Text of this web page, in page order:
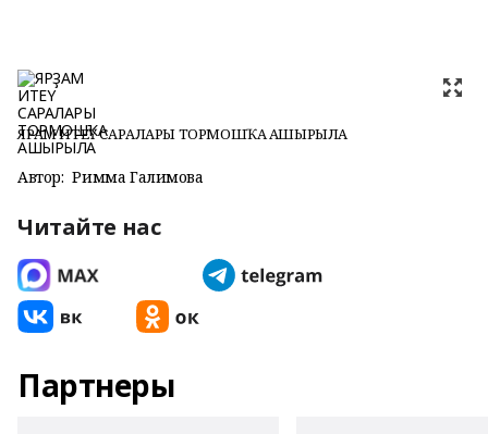
ЯРҘАМ ИТЕҮ САРАЛАРЫ ТОРМОШҠА АШЫРЫЛА
Автор: Римма Галимова
Читайте нас
Партнеры